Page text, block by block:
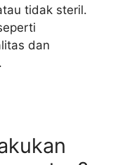
tidak steril.
dan